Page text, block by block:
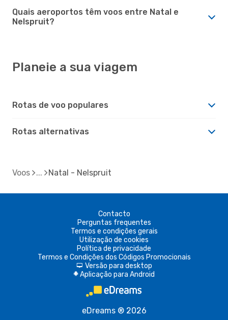
Quais aeroportos têm voos entre Natal e
Nelspruit?
Planeie a sua viagem
Rotas de voo populares
Rotas alternativas
Voos Natal - Nelspruit
Contacto
Perguntas frequentes
Termos e condições gerais
Utilização de cookies
Política de privacidade
Termos e Condições dos Códigos Promocionais
d Versão para desktop
A Aplicação para Android
eDreams ® 2026